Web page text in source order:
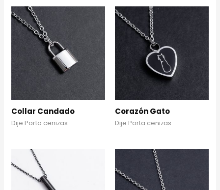
Collar Candado
Dije Porta cenizas
Corazón Gato
Dije Porta cenizas